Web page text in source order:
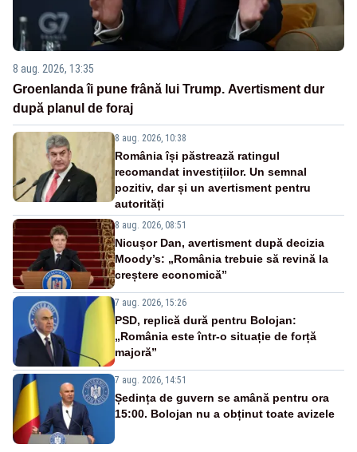
8 aug. 2026, 13:35
Groenlanda îi pune frână lui Trump. Avertisment dur
după planul de foraj
8 aug. 2026, 10:38
România își păstrează ratingul
recomandat investițiilor. Un semnal
pozitiv, dar și un avertisment pentru
autorități
8 aug. 2026, 08:51
Nicușor Dan, avertisment după decizia
Moody’s: „România trebuie să revină la
creștere economică”
7 aug. 2026, 15:26
PSD, replică dură pentru Bolojan:
„România este într-o situație de forță
majoră”
7 aug. 2026, 14:51
Ședința de guvern se amână pentru ora
15:00. Bolojan nu a obținut toate avizele